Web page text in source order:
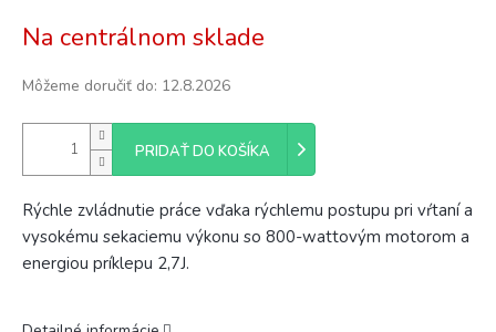
cena:
Na centrálnom sklade
Môžeme doručiť do: 12.8.2026
PRIDAŤ DO KOŠÍKA
Rýchle zvládnutie práce vďaka rýchlemu postupu pri vŕtaní a
vysokému sekaciemu výkonu so 800-wattovým motorom a
energiou príklepu 2,7J.